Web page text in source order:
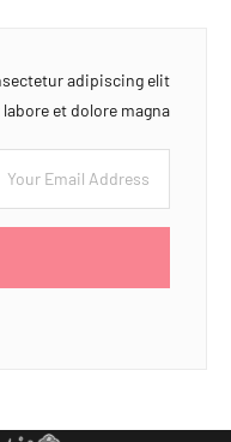
adipiscing elit
et dolore magna